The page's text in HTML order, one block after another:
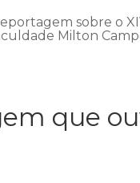
sobre o
Milton
que